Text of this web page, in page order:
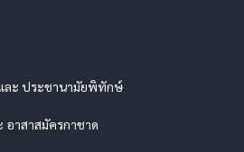
ละ ประชานามัยพิทักษ์
อาสาสมัครกาชาด